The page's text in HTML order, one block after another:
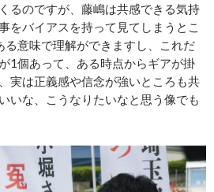
るのですが、藤嶋は共感できる気持
をバイアスを持って見てしまうとこ
る意味で理解ができますし、これだ
1個あって、ある時点からギアが掛
実は正義感や信念が強いところも共
いな、こうなりたいなと思う像でも